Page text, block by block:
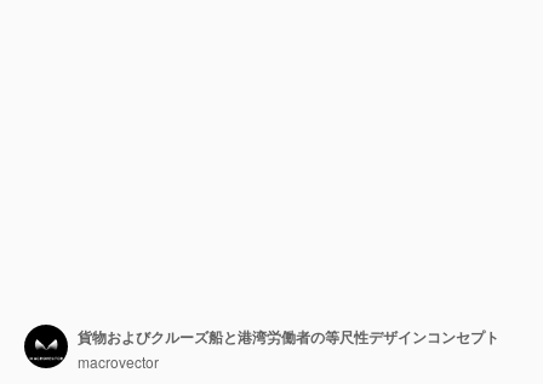
貨物およびクルーズ船と港湾労働者の等尺性デザインコンセプト
macrovector